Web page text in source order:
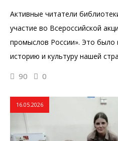
Активные читатели
участие во Всероссийской
промыслов России». Это было
историю и культуру нашей
90 0
16.05.2026